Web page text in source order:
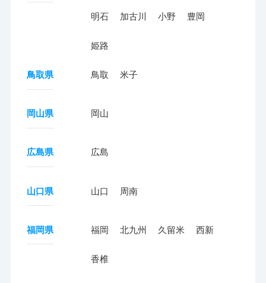
明石 加古川 小野 豊岡
姫路
鳥取県 鳥取 米子
岡山県 岡山
広島県 広島
山口県 山口 周南
福岡県 福岡 北九州 久留米 西新
香椎